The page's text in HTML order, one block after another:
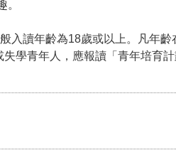
。
入讀年齡為18歲或以上。凡年
學青年人，應報讀「青年培育